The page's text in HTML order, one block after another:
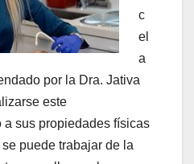
c
el
a
por la Dra. Jativa
este
a sus propiedades físicas
puede trabajar de la